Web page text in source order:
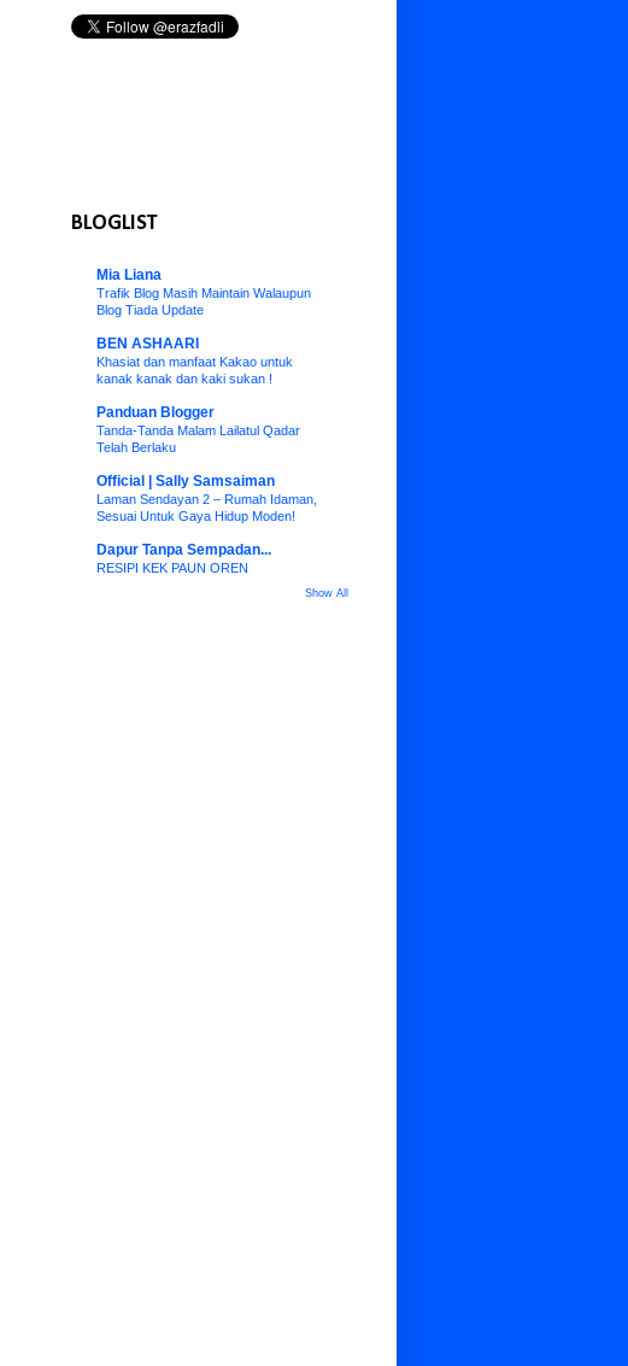
BLOGLIST
Mia Liana
Trafik Blog Masih Maintain Walaupun
Blog Tiada Update
BEN ASHAARI
Khasiat dan manfaat Kakao untuk
kanak kanak dan kaki sukan !
Panduan Blogger
Tanda-Tanda Malam Lailatul Qadar
Telah Berlaku
Official | Sally Samsaiman
Laman Sendayan 2 – Rumah Idaman,
Sesuai Untuk Gaya Hidup Moden!
Dapur Tanpa Sempadan...
RESIPI KEK PAUN OREN
Show All